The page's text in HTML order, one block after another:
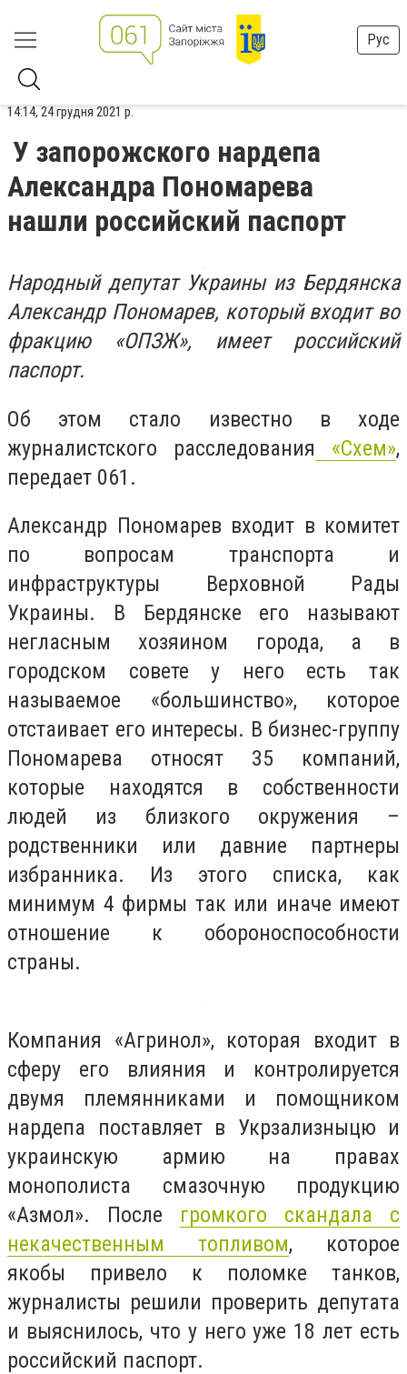
Рус
14:14, 24 грудня 2021 р.
У запорожского нардепа
Александра Пономарева
нашли российский паспорт
Народный депутат Украины из Бердянска
Александр Пономарев, который входит во
фракцию «ОПЗЖ», имеет российский
паспорт.
Об этом стало известно в ходе
журналистского расследования «Схем»,
передает 061.
Александр Пономарев входит в комитет
по вопросам транспорта и
инфраструктуры Верховной Рады
Украины. В Бердянске его называют
негласным хозяином города, а в
городском совете у него есть так
называемое «большинство», которое
отстаивает его интересы. В бизнес-группу
Пономарева относят 35 компаний,
которые находятся в собственности
людей из близкого окружения –
родственники или давние партнеры
избранника. Из этого списка, как
минимум 4 фирмы так или иначе имеют
отношение к обороноспособности
страны.
Компания «Агринол», которая входит в
сферу его влияния и контролируется
двумя племянниками и помощником
нардепа поставляет в Укрзализныцю и
украинскую армию на правах
монополиста смазочную продукцию
«Азмол». После громкого скандала с
некачественным топливом, которое
якобы привело к поломке танков,
журналисты решили проверить депутата
и выяснилось, что у него уже 18 лет есть
российский паспорт.